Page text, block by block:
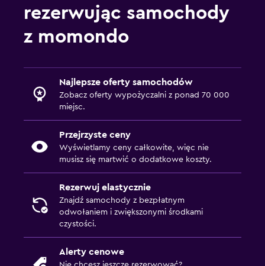
rezerwując samochody
z momondo
Najlepsze oferty samochodów
Zobacz oferty wypożyczalni z ponad 70 000
miejsc.
Przejrzyste ceny
Wyświetlamy ceny całkowite, więc nie
musisz się martwić o dodatkowe koszty.
Rezerwuj elastycznie
Znajdź samochody z bezpłatnym
odwołaniem i zwiększonymi środkami
czystości.
Alerty cenowe